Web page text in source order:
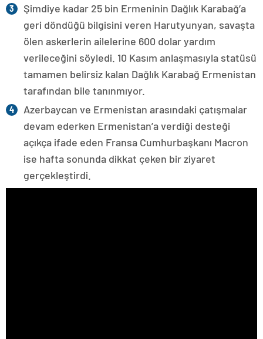
Şimdiye kadar 25 bin Ermeninin Dağlık Karabağ’a
geri döndüğü bilgisini veren Harutyunyan, savaşta
ölen askerlerin ailelerine 600 dolar yardım
verileceğini söyledi. 10 Kasım anlaşmasıyla statüsü
tamamen belirsiz kalan Dağlık Karabağ Ermenistan
tarafından bile tanınmıyor.
Azerbaycan ve Ermenistan arasındaki çatışmalar
devam ederken Ermenistan’a verdiği desteği
açıkça ifade eden Fransa Cumhurbaşkanı Macron
ise hafta sonunda dikkat çeken bir ziyaret
gerçekleştirdi.